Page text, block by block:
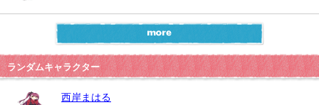
ランダムキャラクター
西岸まはる